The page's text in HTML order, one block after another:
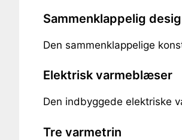
Sammenklappelig
Den sammenklappelige
Elektrisk varmeblæser
Den indbyggede elektriske
Tre varmetrin